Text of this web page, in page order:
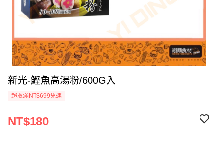
新光-鰹魚高湯粉/600G入
超取滿NT$699免運
NT$180